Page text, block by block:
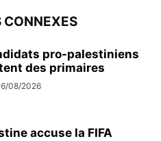
CONNEXES
pro-palestiniens
des primaires
08/2026
accuse la FIFA